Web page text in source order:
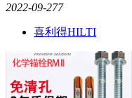
2022-09-277
喜利得HILTI